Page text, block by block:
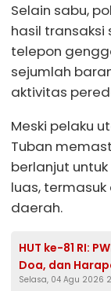
Selain sabu,
hasil transaksi
telepon
sejumlah
aktivitas
Meski pelaku
Tuban
berlanjut
luas,
daerah.
HUT ke-81 RI:
Doa, dan
Baik
Selasa, 04 Agu 2026